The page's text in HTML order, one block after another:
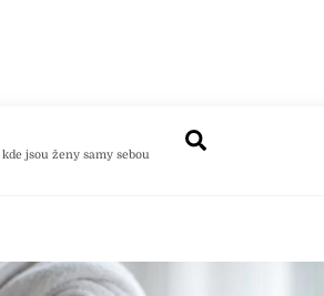
kde jsou ženy samy sebou